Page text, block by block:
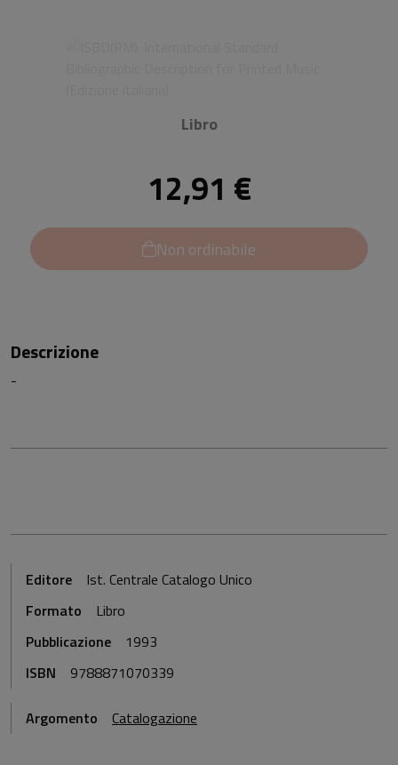
Libro
12,91 €
Non ordinabile
Descrizione
-
Editore
Ist. Centrale Catalogo Unico
Formato
Libro
Pubblicazione
1993
ISBN
9788871070339
Argomento Catalogazione